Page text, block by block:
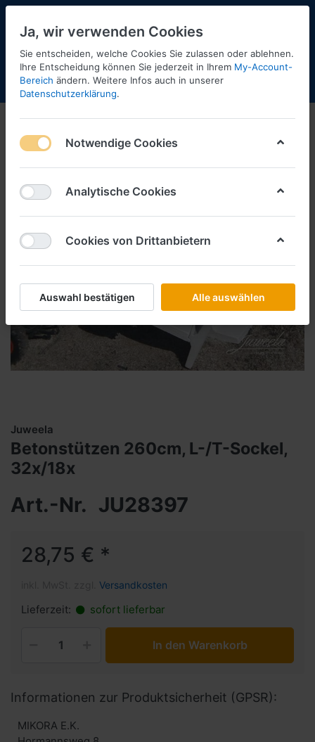
Menü Anmelden Shopaktualisierung
Juweela
Betonstützen 260cm, L-/T-Sockel,
32x/18x
Art.-Nr. JU28397
28,75 € *
Versandkosten
Lieferzeit: sofort lieferbar
In den Warenkorb
Informationen zur Produktsicherheit (GPSR):
MIKORA E.K.
Ja, wir verwenden Cookies
Sie entscheiden, welche Cookies Sie zulassen oder ablehnen.
Ihre Entscheidung können Sie jederzeit in Ihrem My-Account-
Bereich ändern. Weitere Infos auch in unserer
Datenschutzerklärung.
Notwendige Cookies
Analytische Cookies
Cookies von Drittanbietern
Auswahl bestätigen Alle auswählen